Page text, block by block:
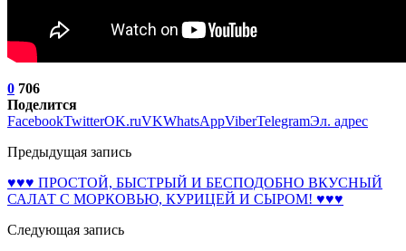
0 706
Поделится
FacebookTwitterOK.ruVKWhatsAppViberTelegramЭл. адрес
Предыдущая запись
♥♥♥ ПРОСТОЙ, БЫСТРЫЙ И БЕСПОДОБНО ВКУСНЫЙ
САЛАТ С МОРКОВЬЮ, КУРИЦЕЙ И СЫРОМ! ♥♥♥
Следующая запись